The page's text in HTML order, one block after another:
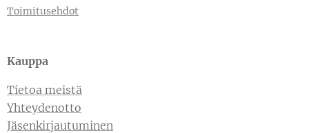
Toimitusehdot
Kauppa
Tietoa meistä
Yhteydenotto
Jäsenkirjautuminen